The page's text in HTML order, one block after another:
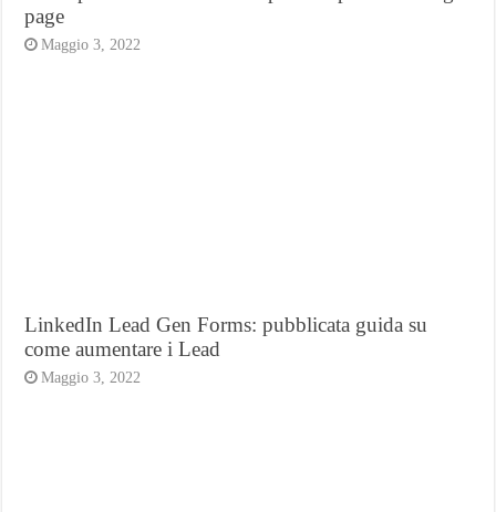
page
Maggio 3, 2022
LinkedIn Lead Gen Forms: pubblicata guida su
come aumentare i Lead
Maggio 3, 2022